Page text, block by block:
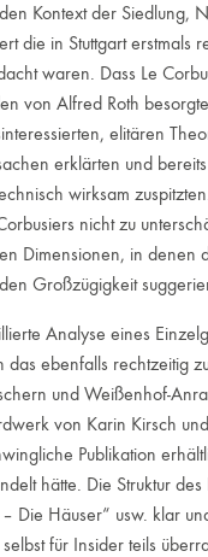
Kontext der
die in Stuttgart erstmals
waren. Dass Le
von Alfred Roth
elitären
erklärten und
wirksam
nicht zu
Dimensionen, in denen
Großzügigkeit
Analyse eines
ebenfalls rechtzeitig
und Weißenhof-
von Karin Kirsch
Publikation
hätte. Die Struktur
Die Häuser“ usw. klar
für Insider teils